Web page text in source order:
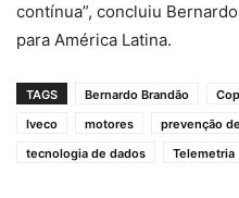
contínua”, concluiu
para América Latina.
TAGS Bernardo Brandão
Iveco
motores prevenção
tecnologia de dados
Telemetria